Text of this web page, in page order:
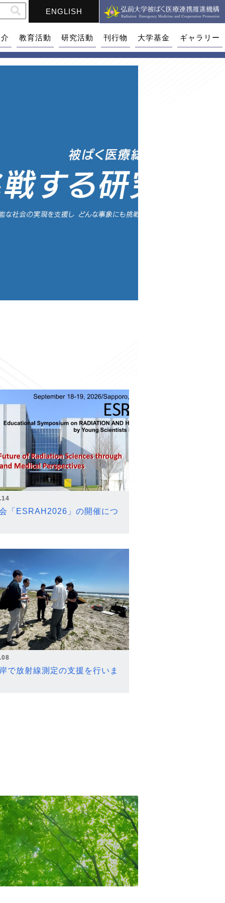
ENGLISH
教育活動 研究活動 刊行物 大学基金 ギャラリー
「ESRAH2026」の開催につ
で放射線測定の支援を行いま